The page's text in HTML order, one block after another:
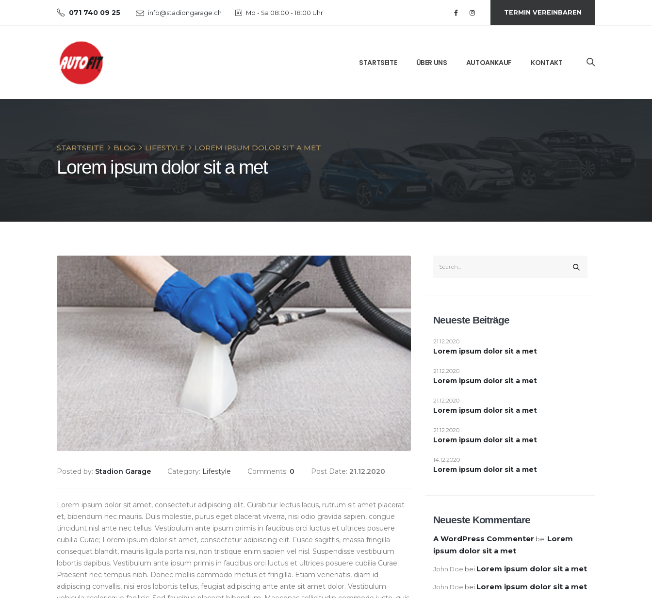
071 740 09 25 info@stadiongarage.ch Mo - Sa 08:00 - 18:00 Uhr TERMIN VEREINBAREN
STARTSEITE ÜBER UNS AUTOANKAUF KONTAKT
STARTSEITE BLOG LIFESTYLE LOREM IPSUM DOLOR SIT A MET
Lorem ipsum dolor sit a met
Posted by: Stadion Garage Category: Lifestyle Comments: 0 Post Date: 21.12.2020
Lorem ipsum dolor sit amet, consectetur adipiscing elit. Curabitur lectus lacus, rutrum sit amet placerat
et, bibendum nec mauris. Duis molestie, purus eget placerat viverra, nisi odio gravida sapien, congue
tincidunt nisl ante nec tellus. Vestibulum ante ipsum primis in faucibus orci luctus et ultrices posuere
cubilia Curae; Lorem ipsum dolor sit amet, consectetur adipiscing elit. Fusce sagittis, massa fringilla
consequat blandit, mauris ligula porta nisi, non tristique enim sapien vel nisl. Suspendisse vestibulum
lobortis dapibus. Vestibulum ante ipsum primis in faucibus orci luctus et ultrices posuere cubilia Curae;
Praesent nec tempus nibh. Donec mollis commodo metus et fringilla. Etiam venenatis, diam id
adipiscing convallis, nisi eros lobortis tellus, feugiat adipiscing ante ante sit amet dolor. Vestibulum
Neueste Beiträge
Lorem ipsum dolor sit a met
21.12.2020
Lorem ipsum dolor sit a met
21.12.2020
Lorem ipsum dolor sit a met
21.12.2020
Lorem ipsum dolor sit a met
21.12.2020
Lorem ipsum dolor sit a met
14.12.2020
Neueste Kommentare
A WordPress Commenter bei Lorem
ipsum dolor sit a met
John Doe bei Lorem ipsum dolor sit a met
John Doe bei Lorem ipsum dolor sit a met